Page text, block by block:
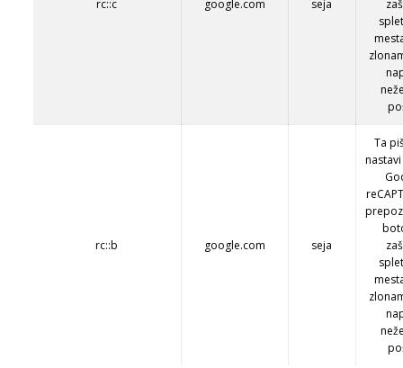
rc::c google.com seja
rc::b google.com seja
Ta